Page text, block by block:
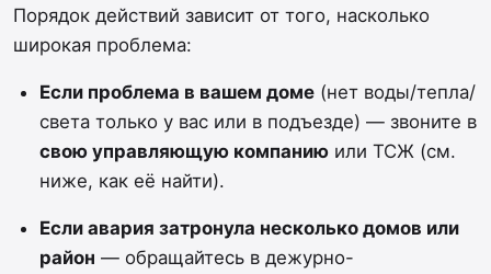
Порядок действий зависит от того, насколько
широкая проблема:
Если проблема в вашем доме(нет воды/тепла/
света только у вас или в подъезде) — звоните в
свою управляющую компаниюили ТСЖ (см.
ниже, как её найти).
Если авария затронула несколько домов или
район — обращайтесь в дежурно-